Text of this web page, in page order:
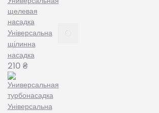
Універсальна
щілинна
насадка
210 ₴
Універсальна